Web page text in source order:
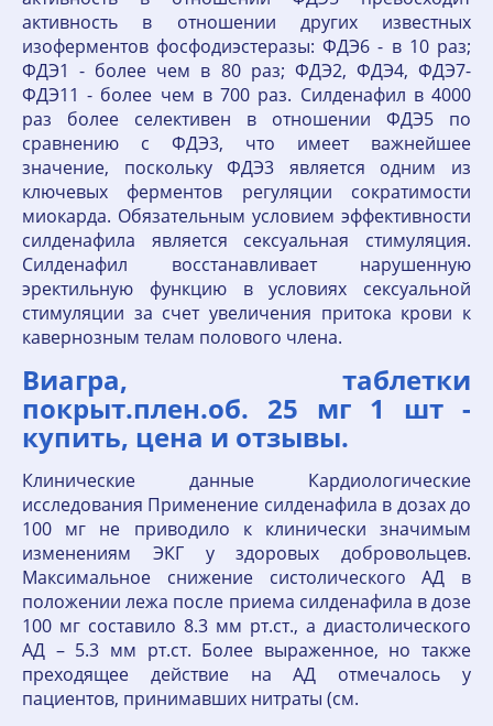
активность в отношении других известных
изоферментов фосфодиэстеразы: ФДЭ6 - в 10 раз;
ФДЭ1 - более чем в 80 раз; ФДЭ2, ФДЭ4, ФДЭ7-
ФДЭ11 - более чем в 700 раз. Силденафил в 4000
раз более селективен в отношении ФДЭ5 по
сравнению с ФДЭ3, что имеет важнейшее
значение, поскольку ФДЭ3 является одним из
ключевых ферментов регуляции сократимости
миокарда. Обязательным условием эффективности
силденафила является сексуальная стимуляция.
Силденафил восстанавливает нарушенную
эректильную функцию в условиях сексуальной
стимуляции за счет увеличения притока крови к
кавернозным телам полового члена.
Виагра, таблетки
покрыт.плен.об. 25 мг 1 шт -
купить, цена и отзывы.
Клинические данные Кардиологические
исследования Применение силденафила в дозах до
100 мг не приводило к клинически значимым
изменениям ЭКГ у здоровых добровольцев.
Максимальное снижение систолического АД в
положении лежа после приема силденафила в дозе
100 мг составило 8.3 мм рт.ст., а диастолического
АД – 5.3 мм рт.ст. Более выраженное, но также
преходящее действие на АД отмечалось у
пациентов, принимавших нитраты (см.